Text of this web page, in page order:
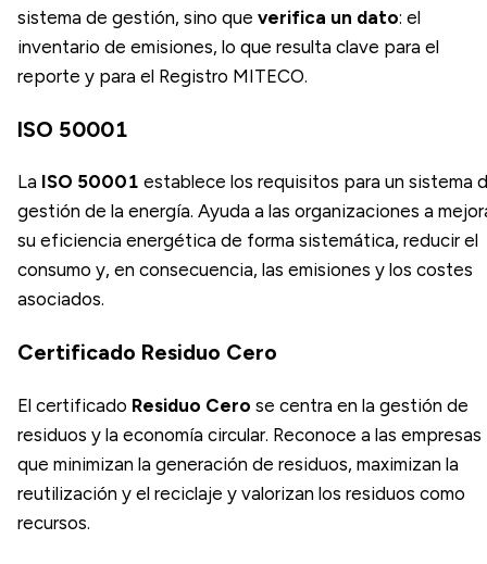
sistema de gestión, sino que verifica un dato: el
inventario de emisiones, lo que resulta clave para el
reporte y para el Registro MITECO.
ISO 50001
La ISO 50001 establece los requisitos para un sistema
gestión de la energía. Ayuda a las organizaciones a
su eficiencia energética de forma sistemática, reducir el
consumo y, en consecuencia, las emisiones y los costes
asociados.
Certificado Residuo Cero
El certificado Residuo Cero se centra en la gestión de
residuos y la economía circular. Reconoce a las empresas
que minimizan la generación de residuos, maximizan la
reutilización y el reciclaje y valorizan los residuos como
recursos.